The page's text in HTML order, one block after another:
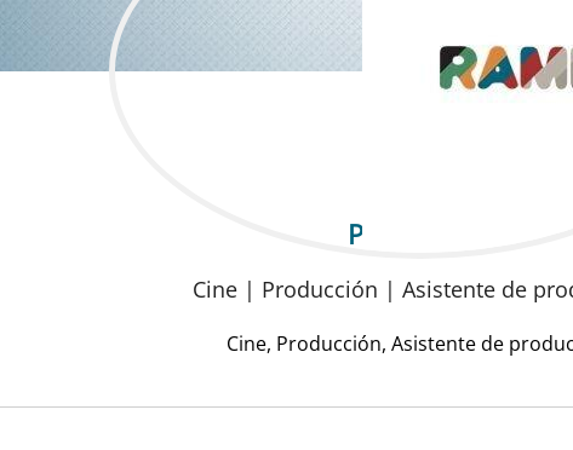
Paula Pirela
Cine | Producción | Asistente de
Cine, Producción, Asistente de